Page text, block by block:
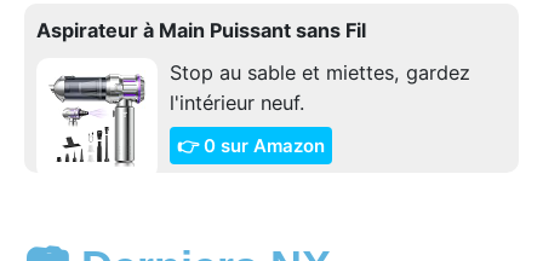
Aspirateur à Main Puissant sans Fil
Stop au sable et miettes, gardez
l'intérieur neuf.
👉 0 sur Amazon